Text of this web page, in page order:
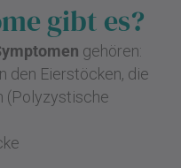
gibt es?
gehören:
den Eierstöcken, die
(Polyzystische